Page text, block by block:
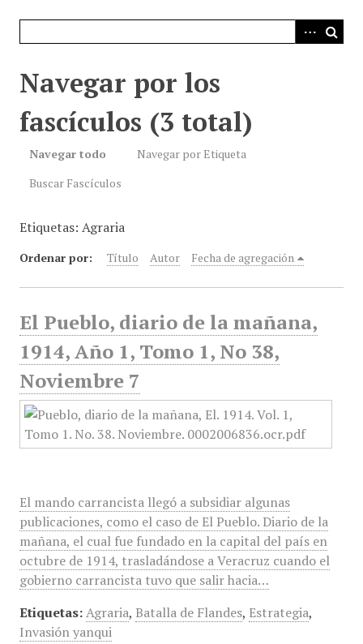
Navegar por los
fascículos (3 total)
Navegar todo
Navegar por Etiqueta
Buscar Fascículos
Etiquetas: Agraria
Ordenar por: Título Autor Fecha de agregación
El Pueblo, diario de la mañana,
1914, Año 1, Tomo 1, No 38,
Noviembre 7
El mando carrancista llegó a subsidiar algunas
publicaciones, como el caso de El Pueblo. Diario de la
mañana, el cual fue fundado en la capital del país en
octubre de 1914, trasladándose a Veracruz cuando el
gobierno carrancista tuvo que salir hacia…
Etiquetas: Agraria, Batalla de Flandes, Estrategia,
Invasión yanqui